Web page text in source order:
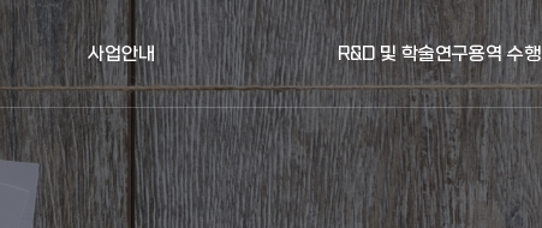
사업안내 R&D 및 학술연구용역 수행